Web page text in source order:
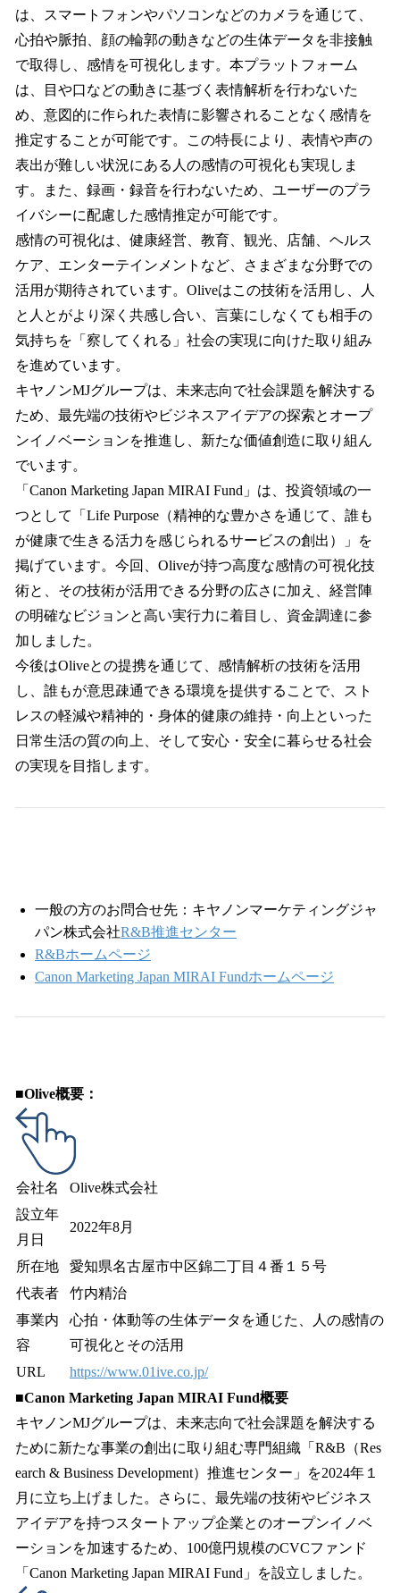
は、スマートフォンやパソコンなどのカメラを通じて、
心拍や脈拍、顔の輪郭の動きなどの生体データを非接触
で取得し、感情を可視化します。本プラットフォーム
は、目や口などの動きに基づく表情解析を行わないた
め、意図的に作られた表情に影響されることなく感情を
推定することが可能です。この特長により、表情や声の
表出が難しい状況にある人の感情の可視化も実現しま
す。また、録画・録音を行わないため、ユーザーのプラ
イバシーに配慮した感情推定が可能です。
感情の可視化は、健康経営、教育、観光、店舗、ヘルス
ケア、エンターテインメントなど、さまざまな分野での
活用が期待されています。Oliveはこの技術を活用し、人
と人とがより深く共感し合い、言葉にしなくても相手の
気持ちを「察してくれる」社会の実現に向けた取り組み
を進めています。
キヤノンMJグループは、未来志向で社会課題を解決する
ため、最先端の技術やビジネスアイデアの探索とオープ
ンイノベーションを推進し、新たな価値創造に取り組ん
でいます。
「Canon Marketing Japan MIRAI Fund」は、投資領域の一
つとして「Life Purpose（精神的な豊かさを通じて、誰も
が健康で生きる活力を感じられるサービスの創出）」を
掲げています。今回、Oliveが持つ高度な感情の可視化技
術と、その技術が活用できる分野の広さに加え、経営陣
の明確なビジョンと高い実行力に着目し、資金調達に参
加しました。
今後はOliveとの提携を通じて、感情解析の技術を活用
し、誰もが意思疎通できる環境を提供することで、スト
レスの軽減や精神的・身体的健康の維持・向上といった
日常生活の質の向上、そして安心・安全に暮らせる社会
の実現を目指します。
一般の方のお問合せ先：キヤノンマーケティングジャ
パン株式会社R&B推進センター
R&Bホームページ
Canon Marketing Japan MIRAI Fundホームページ
■Olive概要：
会社名
Olive株式会社
設立年
月日
2022年8月
所在地
愛知県名古屋市中区錦二丁目４番１５号
代表者
竹内精治
事業内
容
心拍・体動等の生体データを通じた、人の感情の
可視化とその活用
URL
https://www.01ive.co.jp/
■Canon Marketing Japan MIRAI Fund概要
キヤノンMJグループは、未来志向で社会課題を解決する
ために新たな事業の創出に取り組む専門組織「R&B（Res
earch & Business Development）推進センター」を2024年１
月に立ち上げました。さらに、最先端の技術やビジネス
アイデアを持つスタートアップ企業とのオープンイノベ
ーションを加速するため、100億円規模のCVCファンド
「Canon Marketing Japan MIRAI Fund」を設立しました。